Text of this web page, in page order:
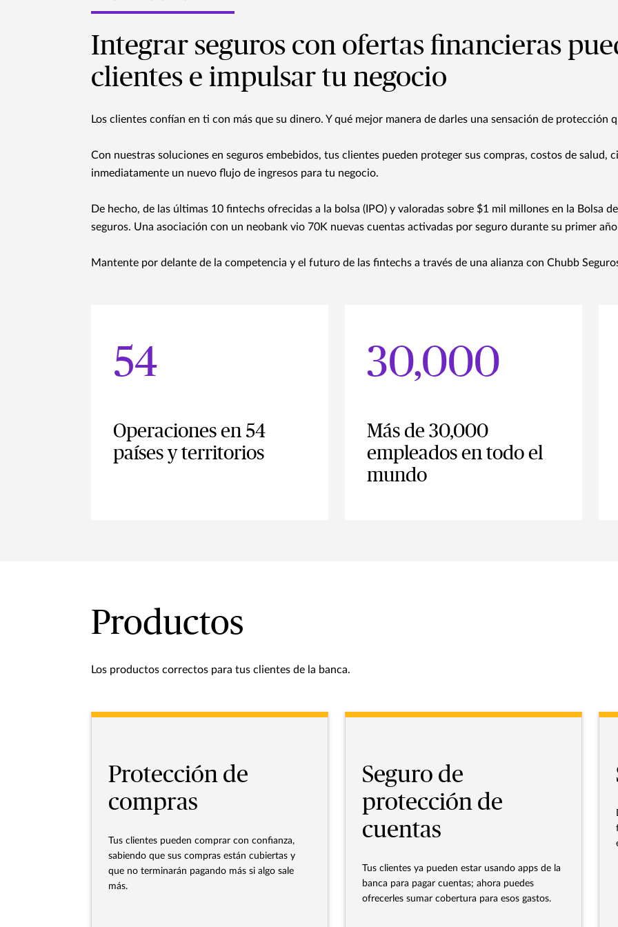
Integrar seguros con ofertas financieras
clientes e impulsar tu negocio
Los clientes confían en ti con más que su dinero. Y qué mejor manera de darles una sensación de protección
Con nuestras soluciones en seguros embebidos, tus clientes pueden proteger sus compras, costos de salud,
inmediatamente un nuevo flujo de ingresos para tu negocio.
De hecho, de las últimas 10 fintechs ofrecidas a la bolsa (IPO) y valoradas sobre $1 mil millones en la Bolsa
seguros. Una asociación con un neobank vio 70K nuevas cuentas activadas por seguro durante su primer
Mantente por delante de la competencia y el futuro de las fintechs a través de una alianza con Chubb
54
Operaciones en 54
países y territorios
30,000
Más de 30,000
empleados en todo el
mundo
Productos
Los productos correctos para tus clientes de la banca.
Protección de
compras
Tus clientes pueden comprar con confianza,
sabiendo que sus compras están cubiertas y
que no terminarán pagando más si algo sale
más.
Seguro de
protección de
cuentas
Tus clientes ya pueden estar usando apps de la
banca para pagar cuentas; ahora puedes
ofrecerles sumar cobertura para esos gastos.